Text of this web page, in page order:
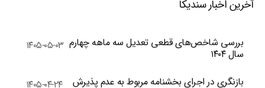
آخرین اخبار سندیکا
بررسی شاخص‌های قطعی تعدیل سه ماهه چهارم
سال ۱۴۰۴
۱۴۰۵-۰۵-۰۳
بازنگری در اجرای بخشنامه مربوط به عدم پذیرش
۱۴۰۵-۰۴-۲۴